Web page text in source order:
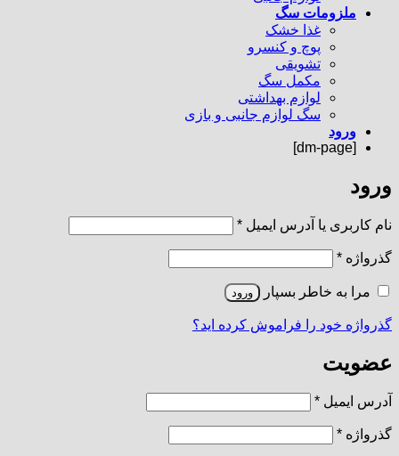
ملزومات سگ
غذا خشک
پوچ و کنسرو
تشویقی
مکمل سگ
لوازم بهداشتی
سگ لوازم جانبی و بازی
ورود
[dm-page]
ورود
نام کاربری یا آدرس ایمیل *الزامی
گذرواژه *الزامی
مرا به خاطر بسپار ورود
گذرواژه خود را فراموش کرده اید؟
عضویت
آدرس ایمیل *الزامی
گذرواژه *الزامی